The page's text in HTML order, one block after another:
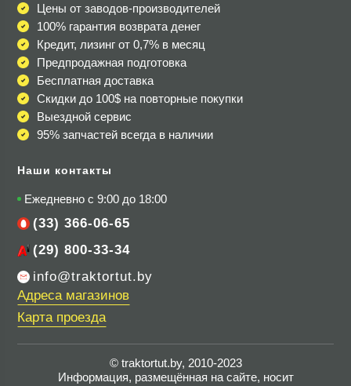
Цены от заводов-производителей
100% гарантия возврата денег
Кредит, лизинг от 0,7% в месяц
Предпродажная подготовка
Бесплатная доставка
Скидки до 100$ на повторные покупки
Выездной сервис
95% запчастей всегда в наличии
Наши контакты
Ежедневно с 9:00 до 18:00
(33) 366-06-65
(29) 800-33-34
info@traktortut.by
Адреса магазинов
Карта проезда
© traktortut.by, 2010-2023
Информация, размещённая на сайте, носит